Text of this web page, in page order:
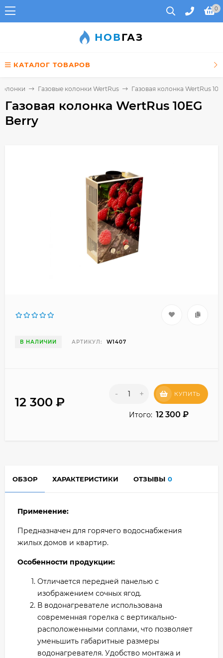
0
НОВГАЗ
КАТАЛОГ ТОВАРОВ
Газовые колонки WertRus Газовая колонка WertRus
Газовая колонка WertRus 10EG
Berry
В НАЛИЧИИ АРТИКУЛ: W1407
12 300 ₽
- + КУПИТЬ
Итого: 12 300 ₽
ОБЗОР ХАРАКТЕРИСТИКИ ОТЗЫВЫ 0
Применение:
Предназначен для горячего водоснабжения
жилых домов и квартир.
Особенности продукции:
Отличается передней панелью с
изображением сочных ягод.
В водонагревателе использована
современная горелка c вертикально-
расположенными соплами, что позволяет
уменьшить габаритные размеры
водонагревателя. Удобство монтажа и